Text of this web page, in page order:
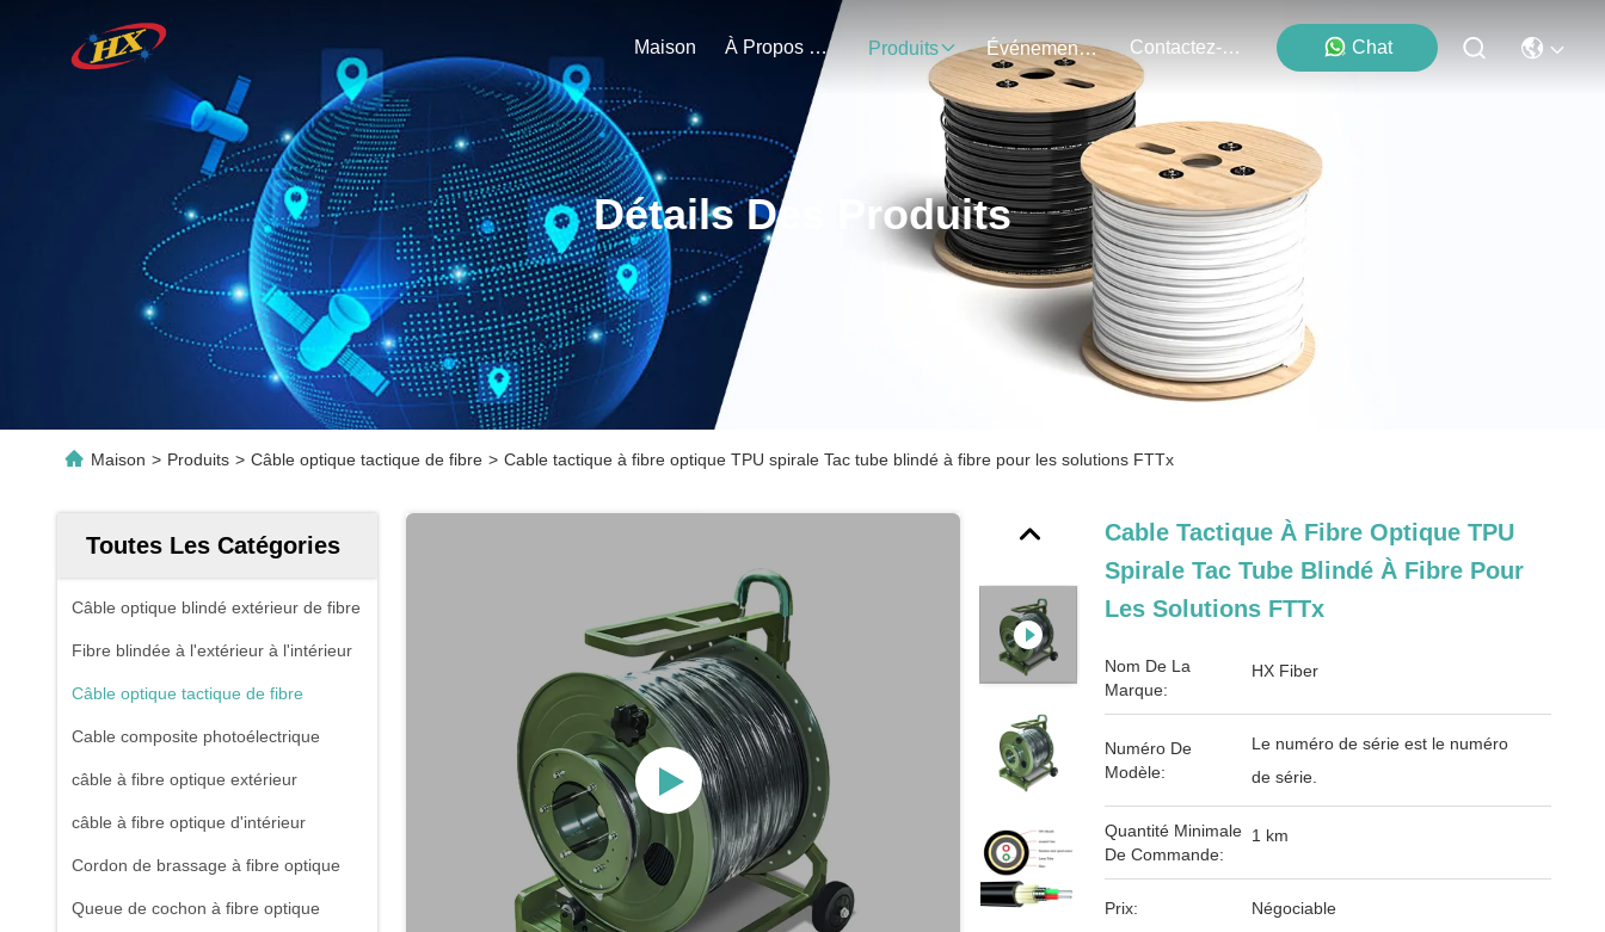
Maison À Propos De Nous Produits Événements Contactez-Nous Chat
Détails Des Produits
Maison > Produits > Câble optique tactique de fibre > Cable tactique à fibre optique TPU spirale Tac tube blindé à fibre pour les solutions FTTx
Toutes Les Catégories
Câble optique blindé extérieur de fibre
Fibre blindée à l'extérieur à l'intérieur
Câble optique tactique de fibre
Cable composite photoélectrique
câble à fibre optique extérieur
câble à fibre optique d'intérieur
Cordon de brassage à fibre optique
Queue de cochon à fibre optique
Cable Tactique À Fibre Optique TPU
Spirale Tac Tube Blindé À Fibre Pour
Les Solutions FTTx
Nom De La
Marque:
HX Fiber
Numéro De
Modèle:
Le numéro de série est le numéro
de série.
Quantité Minimale
De Commande:
1 km
Prix: Négociable